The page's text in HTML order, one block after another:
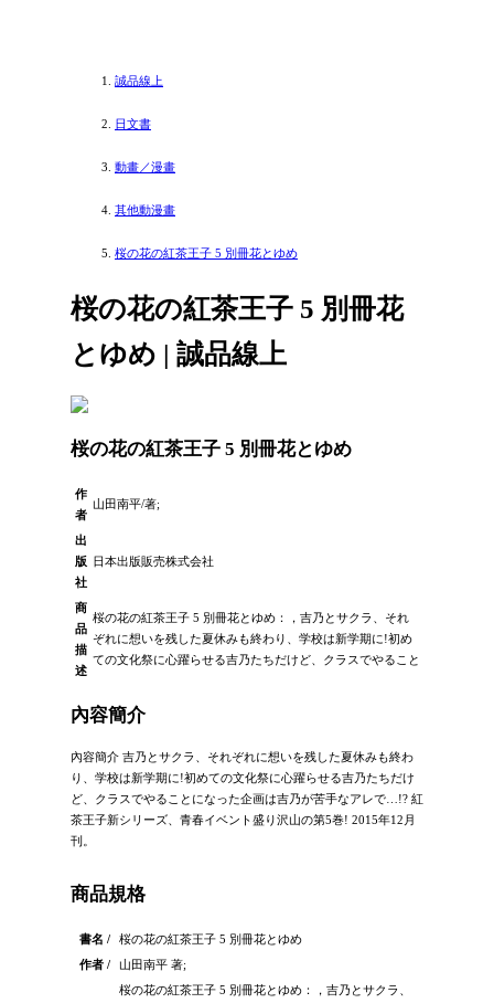
誠品線上
日文書
動畫／漫畫
其他動漫畫
桜の花の紅茶王子 5 別冊花とゆめ
桜の花の紅茶王子 5 別冊花
とゆめ | 誠品線上
桜の花の紅茶王子 5 別冊花とゆめ
作
者
山田南平/著;
出
版
社
日本出版販売株式会社
商
品
描
述
桜の花の紅茶王子 5 別冊花とゆめ：，吉乃とサクラ、それ
ぞれに想いを残した夏休みも終わり、学校は新学期に!初め
ての文化祭に心躍らせる吉乃たちだけど、クラスでやること
內容簡介
內容簡介 吉乃とサクラ、それぞれに想いを残した夏休みも終わ
り、学校は新学期に!初めての文化祭に心躍らせる吉乃たちだけ
ど、クラスでやることになった企画は吉乃が苦手なアレで…!? 紅
茶王子新シリーズ、青春イベント盛り沢山の第5巻! 2015年12月
刊。
商品規格
書名 /
桜の花の紅茶王子 5 別冊花とゆめ
作者 /
山田南平 著;
桜の花の紅茶王子 5 別冊花とゆめ：，吉乃とサクラ、